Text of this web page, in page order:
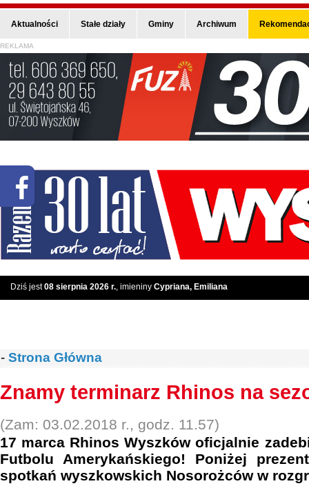
Aktualności Stałe działy Gminy Archiwum
REKLAMA
Dziś jest08 sierpnia 2026 r., imieniny Cypriana, Emiliana
- Strona Główna
Znamy terminarz Rhinos na
(Zam: 03.02.2018 r., godz. 11.57)
17 marca Rhinos Wyszków oficjalnie
Futbolu Amerykańskiego! Poniżej
spotkań wyszkowskich Nosorożców w